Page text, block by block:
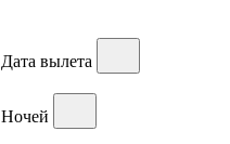
Дата вылета
Ночей